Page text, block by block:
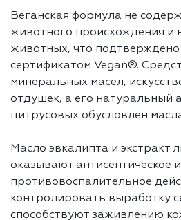
Веганская формула не
животного происхождения и
животных, что подтверждено
сертификатом Vegan®.
минеральных масел,
отдушек, а его натуральный
цитрусовых обусловлен
Масло эвкалипта и экстракт
оказывают антисептическое и
противовоспалительное
контролировать выработку
способствуют заживлению